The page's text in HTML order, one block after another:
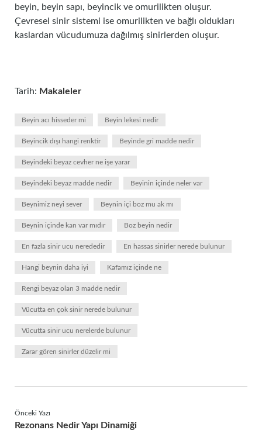
beyin, beyin sapı, beyincik ve omurilikten oluşur.
Çevresel sinir sistemi ise omurilikten ve bağlı oldukları
kaslardan vücudumuza dağılmış sinirlerden oluşur.
Tarih: Makaleler
Beyin acı hisseder mi Beyin lekesi nedir
Beyincik dışı hangi renktir Beyinde gri madde nedir
Beyindeki beyaz cevher ne işe yarar
Beyindeki beyaz madde nedir Beyinin içinde neler var
Beynimiz neyi sever Beynin içi boz mu ak mı
Beynin içinde kan var mıdır Boz beyin nedir
En fazla sinir ucu nerededir En hassas sinirler nerede bulunur
Hangi beynin daha iyi Kafamız içinde ne
Rengi beyaz olan 3 madde nedir
Vücutta en çok sinir nerede bulunur
Vücutta sinir ucu nerelerde bulunur
Zarar gören sinirler düzelir mi
Önceki Yazı
Rezonans Nedir Yapı Dinamiği